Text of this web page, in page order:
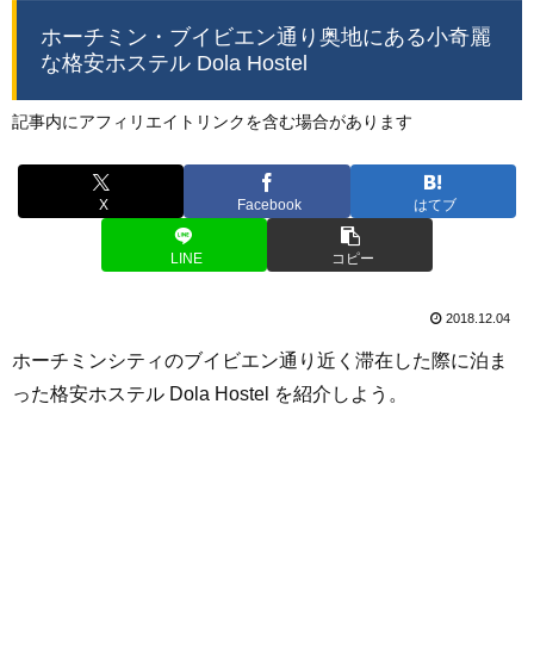
ホーチミン・ブイビエン通り奥地にある小奇麗
な格安ホステル Dola Hostel
記事内にアフィリエイトリンクを含む場合があります
X Facebook はてブ
LINE コピー
2018.12.04
ホーチミンシティのブイビエン通り近く滞在した際に泊ま
った格安ホステル Dola Hostel を紹介しよう。